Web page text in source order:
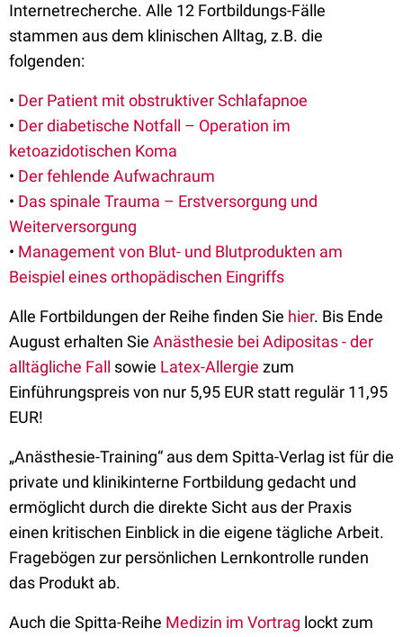
Internetrecherche. Alle 12 Fortbildungs-Fälle
stammen aus dem klinischen Alltag, z.B. die
folgenden:
• Der Patient mit obstruktiver Schlafapnoe
• Der diabetische Notfall – Operation im
ketoazidotischen Koma
• Der fehlende Aufwachraum
• Das spinale Trauma – Erstversorgung und
Weiterversorgung
• Management von Blut- und Blutprodukten am
Beispiel eines orthopädischen Eingriffs
Alle Fortbildungen der Reihe finden Sie hier. Bis Ende
August erhalten Sie Anästhesie bei Adipositas - der
alltägliche Fall sowie Latex-Allergie zum
Einführungspreis von nur 5,95 EUR statt regulär 11,95
EUR!
„Anästhesie-Training“ aus dem Spitta-Verlag ist für die
private und klinikinterne Fortbildung gedacht und
ermöglicht durch die direkte Sicht aus der Praxis
einen kritischen Einblick in die eigene tägliche Arbeit.
Fragebögen zur persönlichen Lernkontrolle runden
das Produkt ab.
Auch die Spitta-Reihe Medizin im Vortrag lockt zum